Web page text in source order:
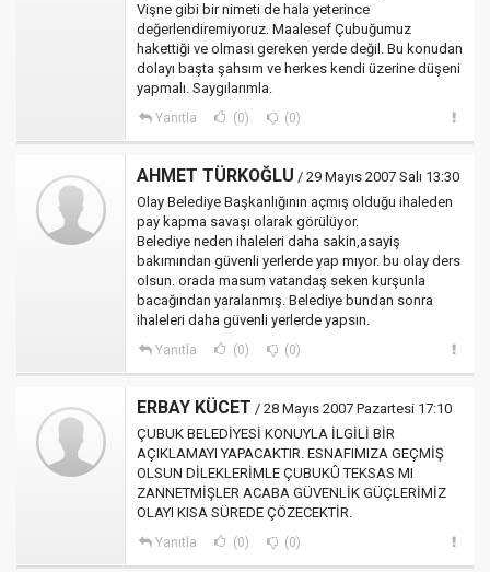
Vişne gibi bir nimeti de hala yeterince
değerlendiremiyoruz. Maalesef Çubuğumuz
hakettiği ve olması gereken yerde değil. Bu konudan
dolayı başta şahsım ve herkes kendi üzerine düşeni
yapmalı. Saygılarımla.
Yanıtla (0) (0)
AHMET TÜRKOĞLU / 29 Mayıs 2007 Salı 13:30
Olay Belediye Başkanlığının açmış olduğu ihaleden
pay kapma savaşı olarak görülüyor.
Belediye neden ihaleleri daha sakin,asayiş
bakımından güvenli yerlerde yap mıyor. bu olay ders
olsun. orada masum vatandaş seken kurşunla
bacağından yaralanmış. Belediye bundan sonra
ihaleleri daha güvenli yerlerde yapsın.
Yanıtla (0) (0)
ERBAY KÜCET / 28 Mayıs 2007 Pazartesi 17:10
ÇUBUK BELEDİYESİ KONUYLA İLGİLİ BİR
AÇIKLAMAYI YAPACAKTIR. ESNAFIMIZA GEÇMİŞ
OLSUN DİLEKLERİMLE ÇUBUKÛ TEKSAS MI
ZANNETMİŞLER ACABA GÜVENLİK GÜÇLERİMİZ
OLAYI KISA SÜREDE ÇÖZECEKTİR.
Yanıtla (0) (0)